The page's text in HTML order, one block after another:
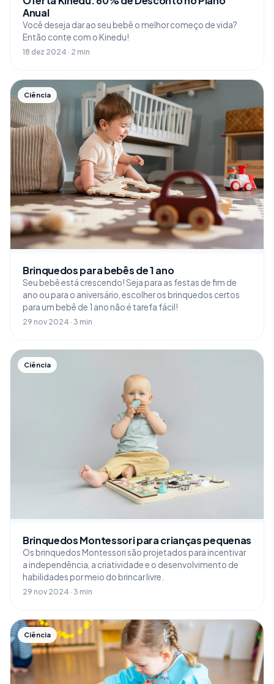
Anual
Você deseja dar ao seu bebê o melhor começo de vida?
Então conte com o Kinedu!
18 dez 2024 · 2 min
Ciência
Brinquedos para bebês de 1 ano
Seu bebê está crescendo! Seja para as festas de fim de
ano ou para o aniversário, escolher os brinquedos certos
para um bebê de 1 ano não é tarefa fácil!
29 nov 2024 · 3 min
Ciência
Brinquedos Montessori para crianças pequenas
Os brinquedos Montessori são projetados para incentivar
a independência, a criatividade e o desenvolvimento de
habilidades por meio do brincar livre.
29 nov 2024 · 3 min
Ciência